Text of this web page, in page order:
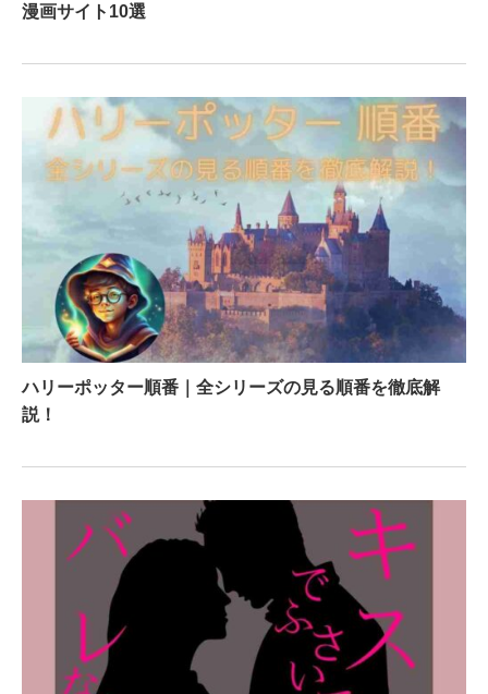
漫画サイト10選
ハリーポッター順番｜全シリーズの見る順番を徹底解
説！